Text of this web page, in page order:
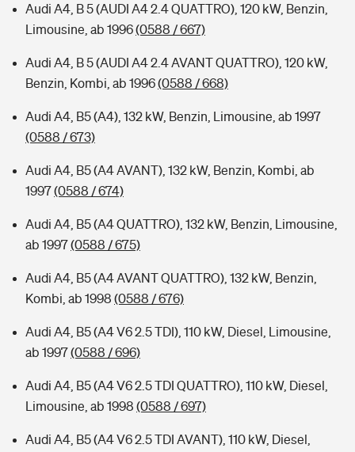
Audi A4, B 5 (AUDI A4 2.4 QUATTRO), 120 kW, Benzin,
Limousine, ab 1996(0588 / 667)
Audi A4, B 5 (AUDI A4 2.4 AVANT QUATTRO), 120 kW,
Benzin, Kombi, ab 1996(0588 / 668)
Audi A4, B5 (A4), 132 kW, Benzin, Limousine, ab 1997
(0588 / 673)
Audi A4, B5 (A4 AVANT), 132 kW, Benzin, Kombi, ab
1997(0588 / 674)
Audi A4, B5 (A4 QUATTRO), 132 kW, Benzin, Limousine,
ab 1997(0588 / 675)
Audi A4, B5 (A4 AVANT QUATTRO), 132 kW, Benzin,
Kombi, ab 1998 (0588 / 676)
Audi A4, B5 (A4 V6 2.5 TDI), 110 kW, Diesel, Limousine,
ab 1997(0588 / 696)
Audi A4, B5 (A4 V6 2.5 TDI QUATTRO), 110 kW, Diesel,
Limousine, ab 1998 (0588 / 697)
Audi A4, B5 (A4 V6 2.5 TDI AVANT), 110 kW, Diesel,